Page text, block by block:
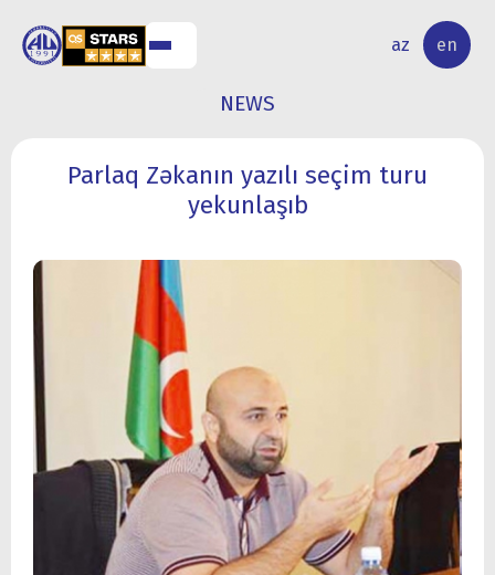
az en
RESEARCH
ACTIVITY
NEWS
Parlaq Zəkanın yazılı seçim turu
yekunlaşıb